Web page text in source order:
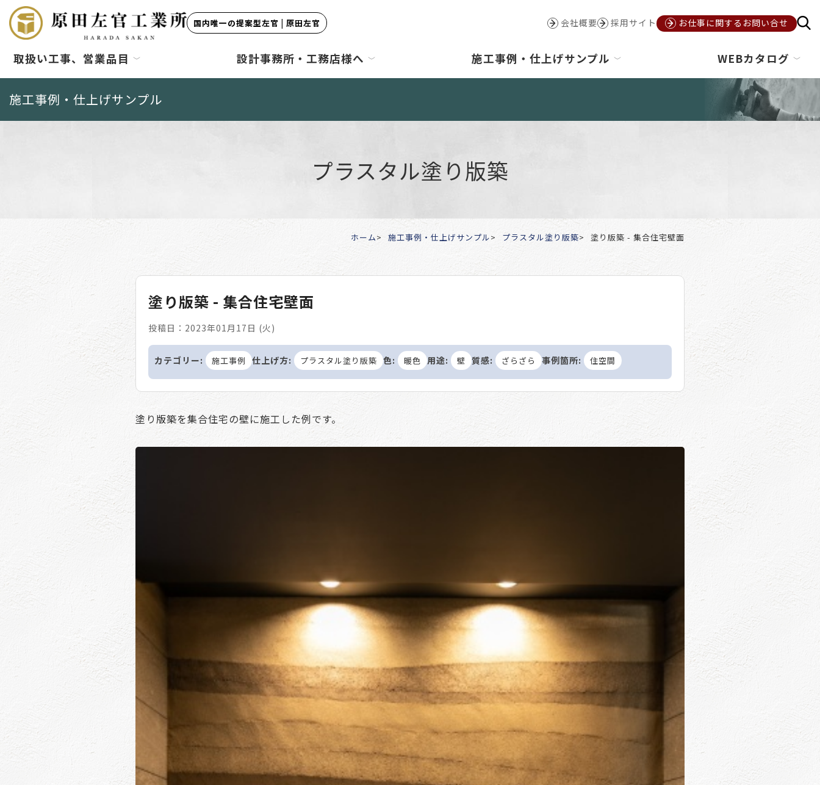
国内唯一の提案型左官 | 原田左官 会社概要 採用サイト お仕事に関するお問い合せ
取扱い工事、営業品目 設計事務所・工務店様へ 施工事例・仕上げサンプル WEBカタログ
施工事例・仕上げサンプル
プラスタル塗り版築
ホーム 施工事例・仕上げサンプル プラスタル塗り版築 塗り版築 - 集合住宅壁面
塗り版築 - 集合住宅壁面
投稿日：2023年01月17日 (火)
カテゴリー: 施工事例 仕上げ方: プラスタル塗り版築 色: 暖色 用途: 壁 質感: ざらざら 事例箇所: 住空間
塗り版築を集合住宅の壁に施工した例です。